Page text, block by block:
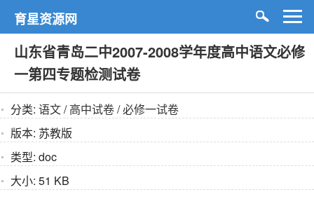
育星资源网
山东省青岛二中2007-2008学年度高中语文必修
一第四专题检测试卷
分类: 语文/高中试卷/必修一试卷
版本: 苏教版
类型: doc
大小: 51 KB